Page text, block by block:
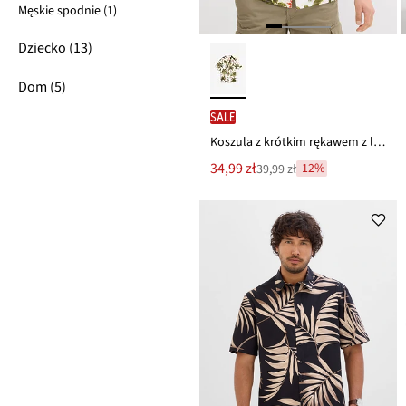
Męskie spodnie (1)
Dziecko (13)
Dom (5)
SALE
Koszula z krótkim rękawem z lejącej wiskozy
Nowa
cena
34,99 zł
Przeceniono
39,99 zł-12%